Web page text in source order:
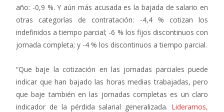
año: -0,9 %. Y aún más acusada es la bajada de salario en
otras categorías de contratación: -4,4 % cotizan los
indefinidos a tiempo parcial; -6 % los fijos discontinuos con
jornada completa; y -4 % los discontinuos a tiempo parcial.
“Que baje la cotización en las jornadas parciales puede
indicar que han bajado las horas medias trabajadas, pero
que baje también en las jornadas completas es un claro
indicador de la pérdida salarial generalizada. Lideramos,